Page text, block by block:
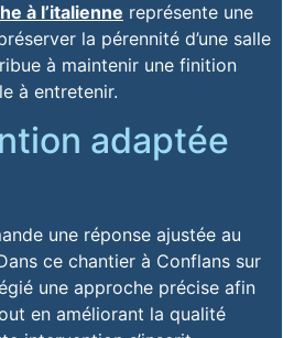
à l’italienne représente une
la pérennité d’une salle
à maintenir une finition
à entretenir.
adaptée
une réponse ajustée au
ce chantier à Conflans sur
une approche précise afin
en améliorant la qualité